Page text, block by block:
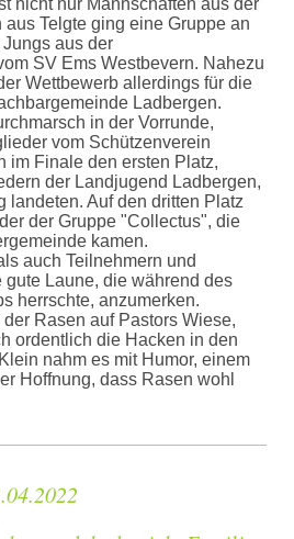
Telgte ging eine Gruppe an
aus der
SV Ems Westbevern. Nahezu
Wettbewerb allerdings für die
Ladbergen.
in der Vorrunde,
vom Schützenverein
im Finale den ersten Platz,
der Landjugend Ladbergen,
landeten. Auf den dritten Platz
der Gruppe "Collectus", die
kamen.
auch Teilnehmern und
Laune, die während des
herrschte, anzumerken.
Rasen auf Pastors Wiese,
ordentlich die Hacken in den
nahm es mit Humor, einem
Hoffnung, dass Rasen wohl